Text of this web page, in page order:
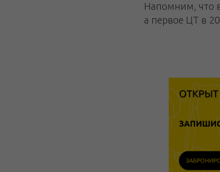
Напомним, что
а первое ЦТ в